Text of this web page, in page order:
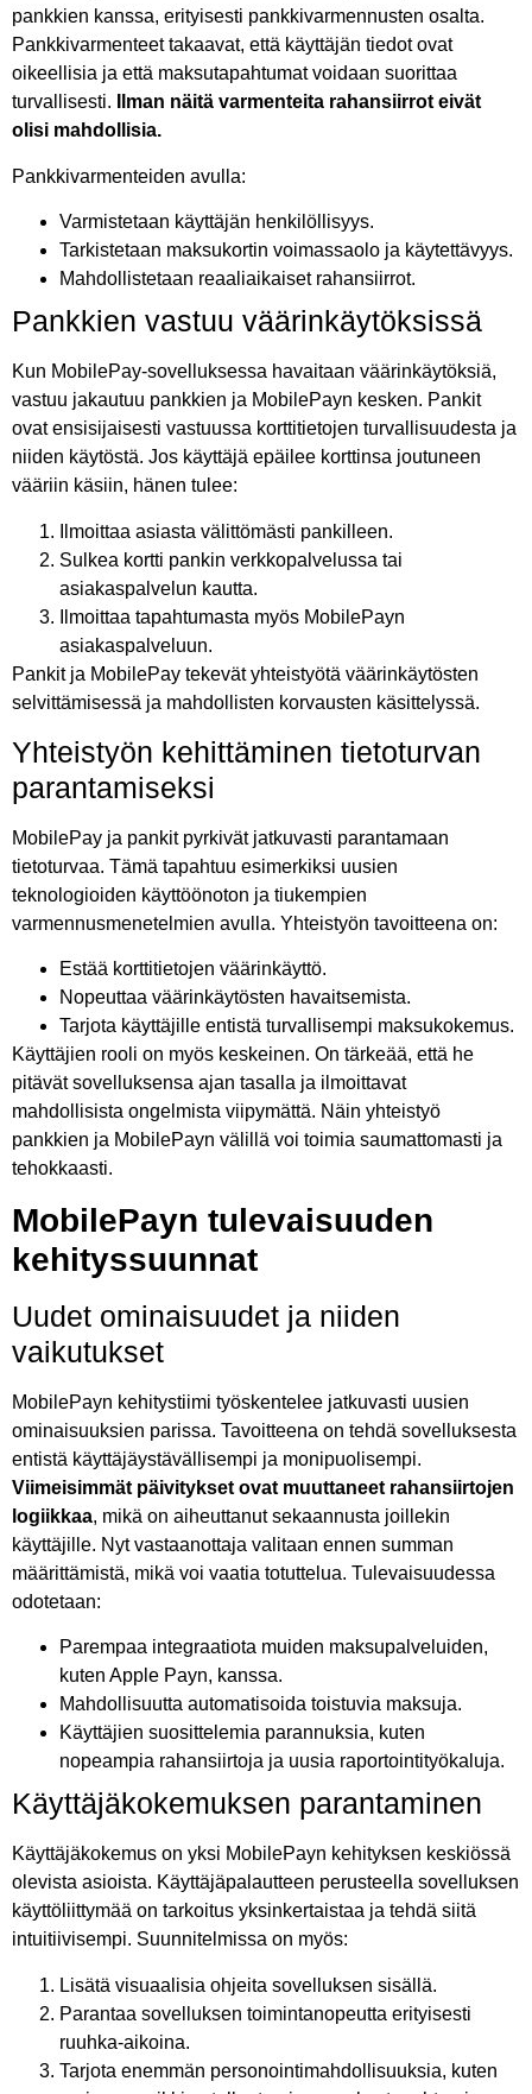
pankkien kanssa, erityisesti pankkivarmennusten osalta.
Pankkivarmenteet takaavat, että käyttäjän tiedot ovat
oikeellisia ja että maksutapahtumat voidaan suorittaa
turvallisesti.
Ilman näitä varmenteita rahansiirrot eivät
olisi mahdollisia.
Pankkivarmenteiden avulla:
Varmistetaan käyttäjän henkilöllisyys.
Tarkistetaan maksukortin voimassaolo ja käytettävyys.
Mahdollistetaan reaaliaikaiset rahansiirrot.
Pankkien vastuu väärinkäytöksissä
Kun MobilePay-sovelluksessa havaitaan väärinkäytöksiä,
vastuu jakautuu pankkien ja MobilePayn kesken. Pankit
ovat ensisijaisesti vastuussa korttitietojen turvallisuudesta ja
niiden käytöstä. Jos käyttäjä epäilee korttinsa joutuneen
vääriin käsiin, hänen tulee:
Ilmoittaa asiasta välittömästi pankilleen.
Sulkea kortti pankin verkkopalvelussa tai
asiakaspalvelun kautta.
Ilmoittaa tapahtumasta myös MobilePayn
asiakaspalveluun.
Pankit ja MobilePay tekevät yhteistyötä väärinkäytösten
selvittämisessä ja mahdollisten korvausten käsittelyssä.
Yhteistyön kehittäminen tietoturvan
parantamiseksi
MobilePay ja pankit pyrkivät jatkuvasti parantamaan
tietoturvaa. Tämä tapahtuu esimerkiksi uusien
teknologioiden käyttöönoton ja tiukempien
varmennusmenetelmien avulla. Yhteistyön tavoitteena on:
Estää korttitietojen väärinkäyttö.
Nopeuttaa väärinkäytösten havaitsemista.
Tarjota käyttäjille entistä turvallisempi maksukokemus.
Käyttäjien rooli on myös keskeinen. On tärkeää, että he
pitävät sovelluksensa ajan tasalla ja ilmoittavat
mahdollisista ongelmista viipymättä. Näin yhteistyö
pankkien ja MobilePayn välillä voi toimia saumattomasti ja
tehokkaasti.
MobilePayn tulevaisuuden
kehityssuunnat
Uudet ominaisuudet ja niiden
vaikutukset
MobilePayn kehitystiimi työskentelee jatkuvasti uusien
ominaisuuksien parissa. Tavoitteena on tehdä sovelluksesta
entistä käyttäjäystävällisempi ja monipuolisempi.
Viimeisimmät päivitykset ovat muuttaneet rahansiirtojen
logiikkaa, mikä on aiheuttanut sekaannusta joillekin
käyttäjille. Nyt vastaanottaja valitaan ennen summan
määrittämistä, mikä voi vaatia totuttelua. Tulevaisuudessa
odotetaan:
Parempaa integraatiota muiden maksupalveluiden,
kuten Apple Payn, kanssa.
Mahdollisuutta automatisoida toistuvia maksuja.
Käyttäjien suosittelemia parannuksia, kuten
nopeampia rahansiirtoja ja uusia raportointityökaluja.
Käyttäjäkokemuksen parantaminen
Käyttäjäkokemus on yksi MobilePayn kehityksen keskiössä
olevista asioista. Käyttäjäpalautteen perusteella sovelluksen
käyttöliittymää on tarkoitus yksinkertaistaa ja tehdä siitä
intuitiivisempi. Suunnitelmissa on myös:
Lisätä visuaalisia ohjeita sovelluksen sisällä.
Parantaa sovelluksen toimintanopeutta erityisesti
ruuhka-aikoina.
Tarjota enemmän personointimahdollisuuksia, kuten